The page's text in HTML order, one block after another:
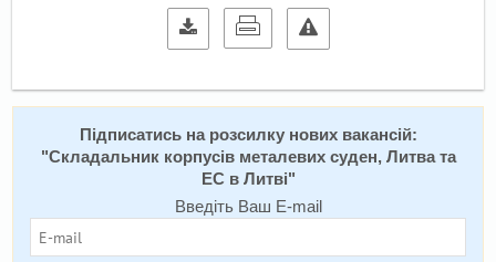
Підписатись на розсилку нових вакансій:
"Складальник корпусів металевих суден, Литва та
ЕС в Литві"
Введіть Ваш E-mail